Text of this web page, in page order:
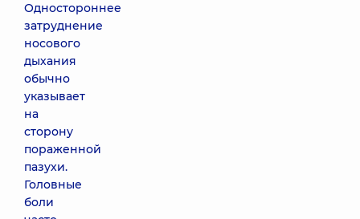
Одностороннее
затруднение
носового
дыхания
обычно
указывает
на
сторону
пораженной
пазухи.
Головные
боли